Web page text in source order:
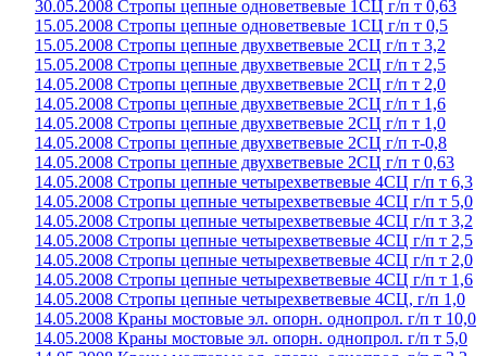
30.05.2008 Стропы цепные одноветвевые 1СЦ г/п т 0,63
15.05.2008 Стропы цепные одноветвевые 1СЦ г/п т 0,5
15.05.2008 Стропы цепные двухветвевые 2СЦ г/п т 3,2
15.05.2008 Стропы цепные двухветвевые 2СЦ г/п т 2,5
14.05.2008 Стропы цепные двухветвевые 2СЦ г/п т 2,0
14.05.2008 Стропы цепные двухветвевые 2СЦ г/п т 1,6
14.05.2008 Стропы цепные двухветвевые 2СЦ г/п т 1,0
14.05.2008 Стропы цепные двухветвевые 2СЦ г/п т-0,8
14.05.2008 Стропы цепные двухветвевые 2СЦ г/п т 0,63
14.05.2008 Стропы цепные четырехветвевые 4СЦ г/п т 6,3
14.05.2008 Стропы цепные четырехветвевые 4СЦ г/п т 5,0
14.05.2008 Стропы цепные четырехветвевые 4СЦ г/п т 3,2
14.05.2008 Стропы цепные четырехветвевые 4СЦ г/п т 2,5
14.05.2008 Стропы цепные четырехветвевые 4СЦ г/п т 2,0
14.05.2008 Стропы цепные четырехветвевые 4СЦ г/п т 1,6
14.05.2008 Стропы цепные четырехветвевые 4СЦ, г/п 1,0
14.05.2008 Краны мостовые эл. опорн. однопрол. г/п т 10,0
14.05.2008 Краны мостовые эл. опорн. однопрол. г/п т 5,0